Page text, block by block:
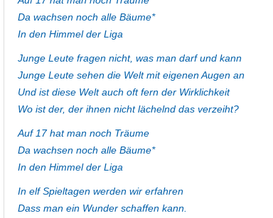
Da wachsen noch alle Bäume*
In den Himmel der Liga
Junge Leute fragen nicht, was man darf und kann
Junge Leute sehen die Welt mit eigenen Augen an
Und ist diese Welt auch oft fern der Wirklichkeit
Wo ist der, der ihnen nicht lächelnd das verzeiht?
Auf 17 hat man noch Träume
Da wachsen noch alle Bäume*
In den Himmel der Liga
In elf Spieltagen werden wir erfahren
Dass man ein Wunder schaffen kann.